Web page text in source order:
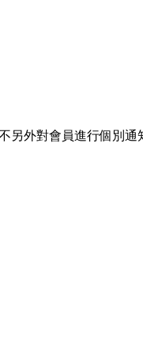
另外對會員進行個別通